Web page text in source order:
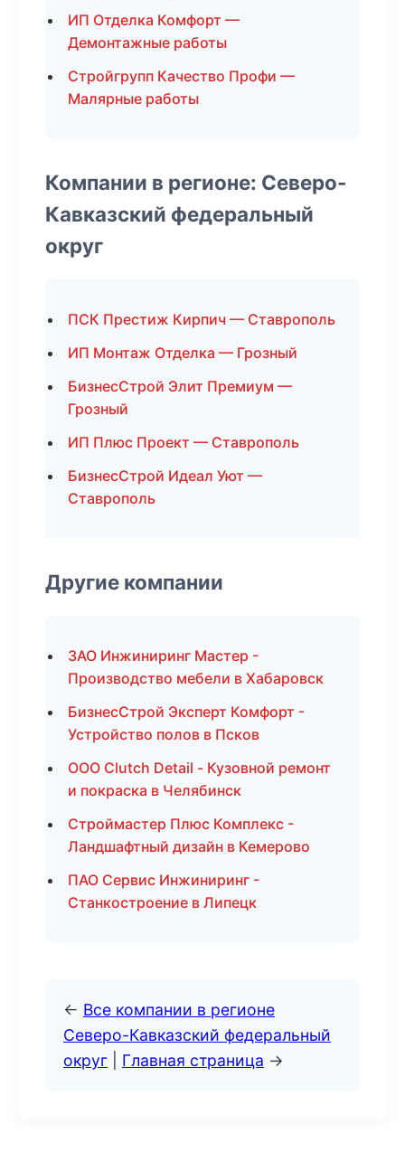
ИП Отделка Комфорт —
Демонтажные работы
Стройгрупп Качество Профи —
Малярные работы
Компании в регионе: Северо-
Кавказский федеральный
округ
ПСК Престиж Кирпич — Ставрополь
ИП Монтаж Отделка — Грозный
БизнесСтрой Элит Премиум —
Грозный
ИП Плюс Проект — Ставрополь
БизнесСтрой Идеал Уют —
Ставрополь
Другие компании
ЗАО Инжиниринг Мастер -
Производство мебели в Хабаровск
БизнесСтрой Эксперт Комфорт -
Устройство полов в Псков
ООО Clutch Detail - Кузовной ремонт
и покраска в Челябинск
Строймастер Плюс Комплекс -
Ландшафтный дизайн в Кемерово
ПАО Сервис Инжиниринг -
Станкостроение в Липецк
← Все компании в регионе
Северо-Кавказский федеральный
округ
Главная страница →